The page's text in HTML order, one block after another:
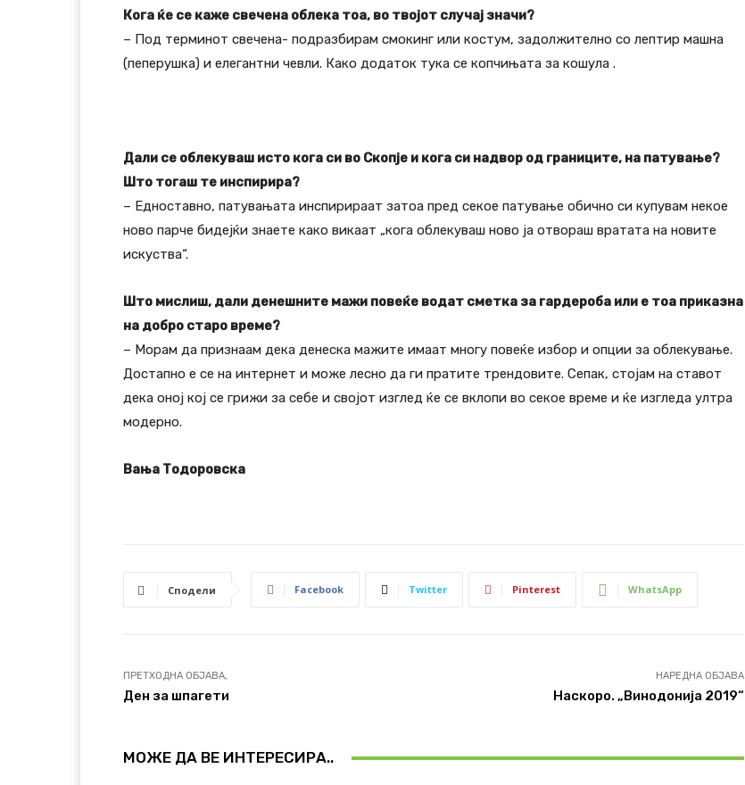
Кога ќе се каже свечена облека тоа, во твојот случај значи?
– Под терминот свечена- подразбирам смокинг или костум, задолжително со лептир машна
(пеперушка) и елегантни чевли. Како додаток тука се копчињата за кошула .
Дали се облекуваш исто кога си во Скопје и кога си надвор од границите, на патување?
Што тогаш те инспирира?
– Едноставно, патувањата инспирираат затоа пред секое патување обично си купувам некое
ново парче бидејќи знаете како викаат „кога облекуваш ново ја отвораш вратата на новите
искуства“.
Што мислиш, дали денешните мажи повеќе водат сметка за гардероба или е тоа приказна
на добро старо време?
– Морам да признаам дека денеска мажите имаат многу повеќе избор и опции за облекување.
Достапно е се на интернет и може лесно да ги пратите трендовите. Сепак, стојам на ставот
дека оној кој се грижи за себе и својот изглед ќе се вклопи во секое време и ќе изгледа ултра
модерно.
Вања Тодоровска
Сподели Facebook Twitter Pinterest WhatsApp
ПРЕТХОДНА ОБЈАВА,
Ден за шпагети
НАРЕДНА ОБЈАВА
Наскоро. „Винодонија 2019“
МОЖЕ ДА ВЕ ИНТЕРЕСИРА..